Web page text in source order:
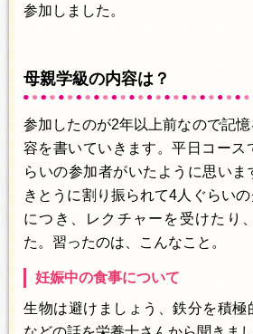
参加しました。
母親学級の内容は？
参加したのが2年以上前なので記
容を書いていきます。平日コース
らいの参加者がいたように思いま
きとうに割り振られて4人ぐらい
につき、レクチャーを受けたり
た。習ったのは、こんなこと。
妊娠中の食事について
生物は避けましょう、鉄分を積極